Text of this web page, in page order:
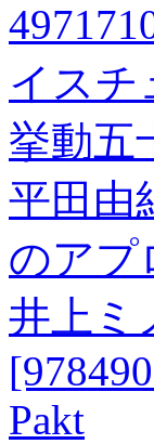
イスチ
挙動五
平田由
のアプ
井上ミ
Pakt